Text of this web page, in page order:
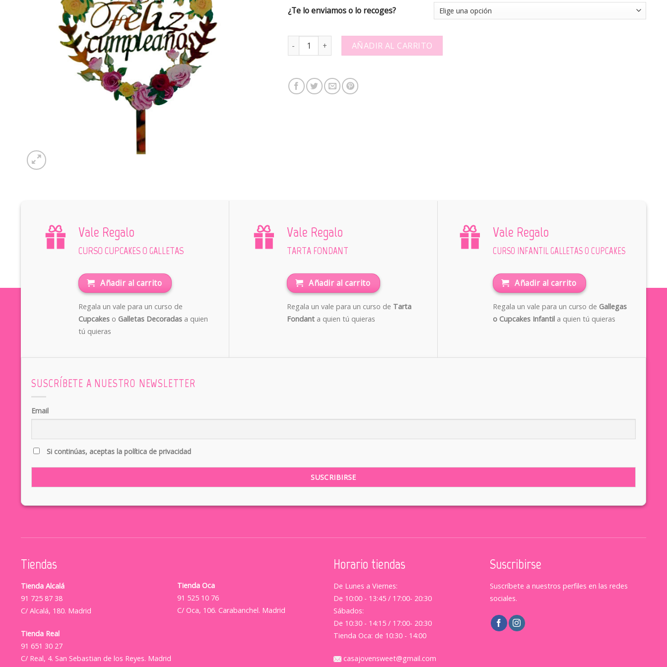
¿Te lo enviamos o lo recoges?
Topper rosas corazón - 517030 quantity
AÑADIR AL CARRITO
Vale Regalo
CURSO CUPCAKES O GALLETAS
Añadir al carrito
Regala un vale para un curso de
Cupcakes o Galletas Decoradas a quien
tú quieras
Vale Regalo
TARTA FONDANT
Añadir al carrito
Regala un vale para un curso de Tarta
Fondant a quien tú quieras
Vale Regalo
CURSO INFANTIL GALLETAS O CUPCAKES
Añadir al carrito
Regala un vale para un curso de Gallegas
o Cupcakes Infantil a quien tú quieras
SUSCRÍBETE A NUESTRO NEWSLETTER
Email
Si continúas, aceptas la política de privacidad
Tiendas
Tienda Alcalá
91 725 87 38
C/ Alcalá, 180. Madrid
Tienda Real
91 651 30 27
C/ Real, 4. San Sebastian de los Reyes. Madrid
Tienda Oca
91 525 10 76
C/ Oca, 106. Carabanchel. Madrid
Horario tiendas
De Lunes a Viernes:
De 10:00 - 13:45 / 17:00- 20:30
Sábados:
De 10:30 - 14:15 / 17:00- 20:30
Tienda Oca: de 10:30 - 14:00
casajovensweet@gmail.com
Suscribirse
Suscríbete a nuestros perfiles en las redes
sociales.